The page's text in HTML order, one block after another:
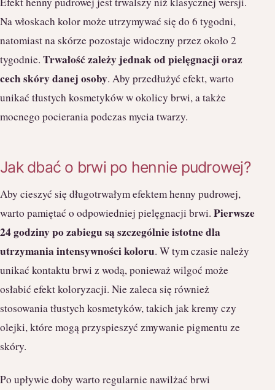
Na włoskach kolor może utrzymywać się do 6 tygodni,
natomiast na skórze pozostaje widoczny przez około 2
tygodnie. Trwałość zależy jednak od pielęgnacji oraz
cech skóry danej osoby. Aby przedłużyć efekt, warto
unikać tłustych kosmetyków w okolicy brwi, a także
mocnego pocierania podczas mycia twarzy.
Jak dbać o brwi po hennie pudrowej?
Aby cieszyć się długotrwałym efektem henny pudrowej,
warto pamiętać o odpowiedniej pielęgnacji brwi. Pierwsze
24 godziny po zabiegu są szczególnie istotne dla
utrzymania intensywności koloru. W tym czasie należy
unikać kontaktu brwi z wodą, ponieważ wilgoć może
osłabić efekt koloryzacji. Nie zaleca się również
stosowania tłustych kosmetyków, takich jak kremy czy
olejki, które mogą przyspieszyć zmywanie pigmentu ze
skóry.
Po upływie doby warto regularnie nawilżać brwi